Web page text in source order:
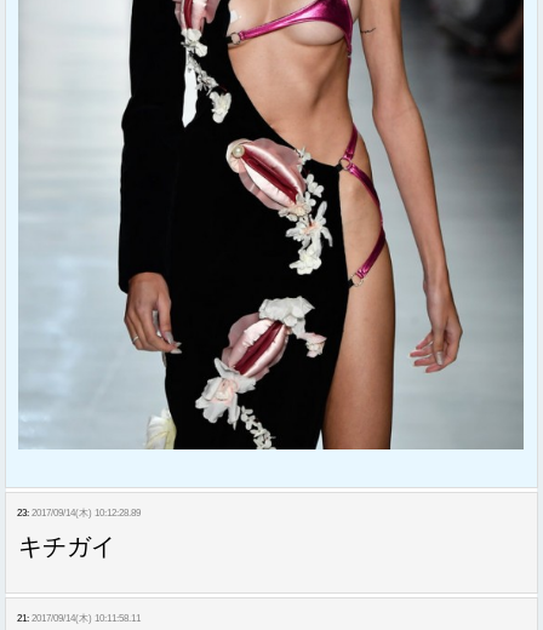
23: 2017/09/14(木) 10:12:28.89
キチガイ
21: 2017/09/14(木) 10:11:58.11